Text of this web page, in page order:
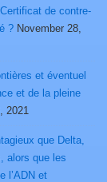
de contre-
? November 28,
et éventuel
la pleine
2021
que Delta,
alors que les
l’ADN et